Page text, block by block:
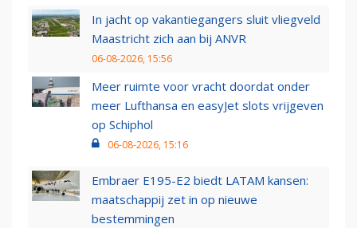
In jacht op vakantiegangers sluit vliegveld
Maastricht zich aan bij ANVR
06-08-2026, 15:56
Meer ruimte voor vracht doordat onder
meer Lufthansa en easyJet slots vrijgeven
op Schiphol
06-08-2026, 15:16
Embraer E195-E2 biedt LATAM kansen:
maatschappij zet in op nieuwe
bestemmingen